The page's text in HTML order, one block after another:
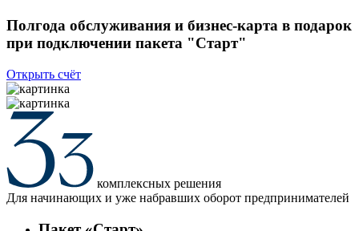
Полгода обслуживания и бизнес-карта в подарок
при подключении пакета "Старт"
Открыть счёт
комплексных решения
Для начинающих и уже набравших оборот предпринимателей